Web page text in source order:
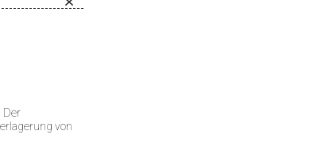
Der
von